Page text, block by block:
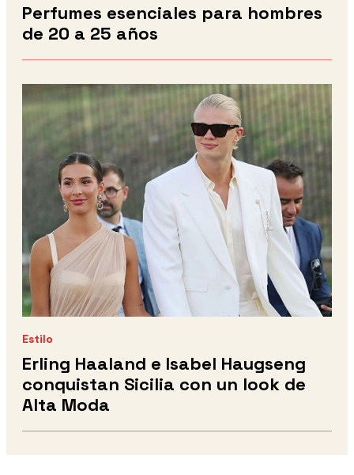
Perfumes esenciales para hombres
de 20 a 25 años
Estilo
Erling Haaland e Isabel Haugseng
conquistan Sicilia con un look de
Alta Moda